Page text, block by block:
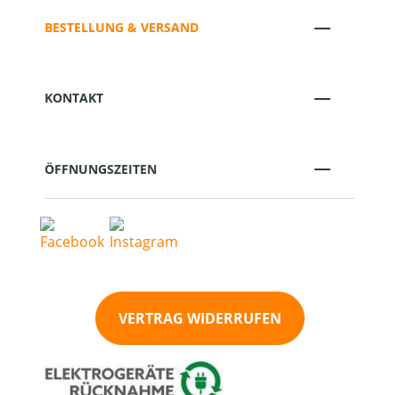
BESTELLUNG & VERSAND
KONTAKT
ÖFFNUNGSZEITEN
VERTRAG WIDERRUFEN